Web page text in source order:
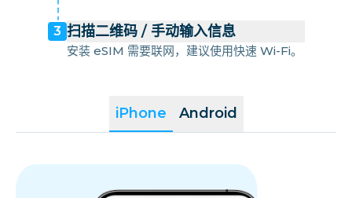
iPhone Android
3 扫描二维码 / 手动输入信息
安装 eSIM 需要联网，建议使用快速 Wi-Fi。